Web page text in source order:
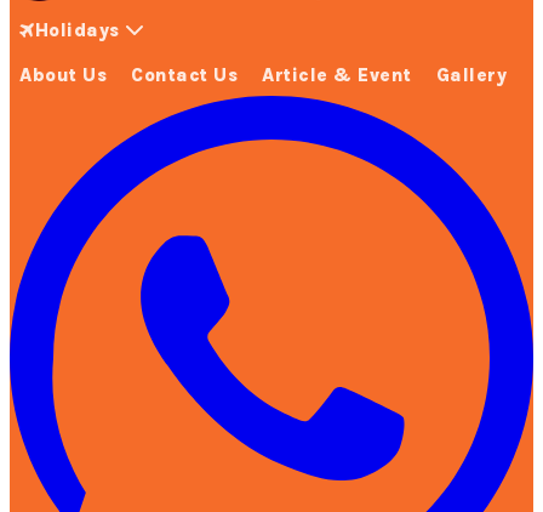
Holidays
About Us Contact Us Article & Event Gallery